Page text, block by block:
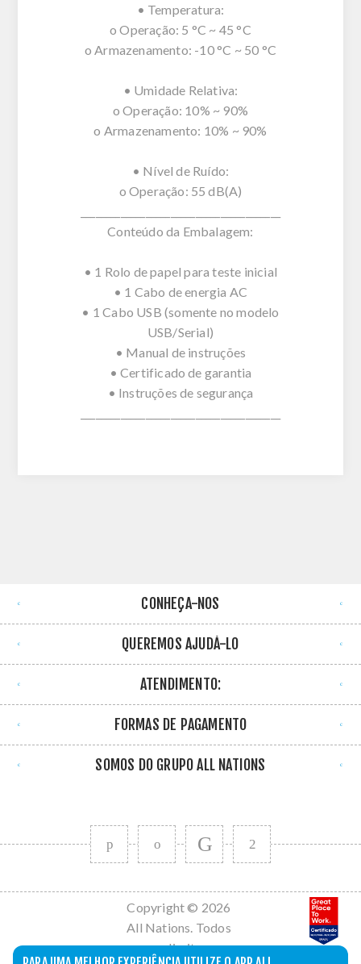
• Temperatura:
o Operação: 5 °C ~ 45 °C
o Armazenamento: -10 °C ~ 50 °C
• Umidade Relativa:
o Operação: 10% ~ 90%
o Armazenamento: 10% ~ 90%
• Nível de Ruído:
o Operação: 55 dB(A)
Conteúdo da Embalagem:
• 1 Rolo de papel para teste inicial
• 1 Cabo de energia AC
• 1 Cabo USB (somente no modelo
USB/Serial)
• Manual de instruções
• Certificado de garantia
• Instruções de segurança
CONHEÇA-NOS
QUEREMOS AJUDÁ-LO
ATENDIMENTO:
FORMAS DE PAGAMENTO
SOMOS DO GRUPO ALL NATIONS
Copyright © 2026
All Nations. Todos
os direitos